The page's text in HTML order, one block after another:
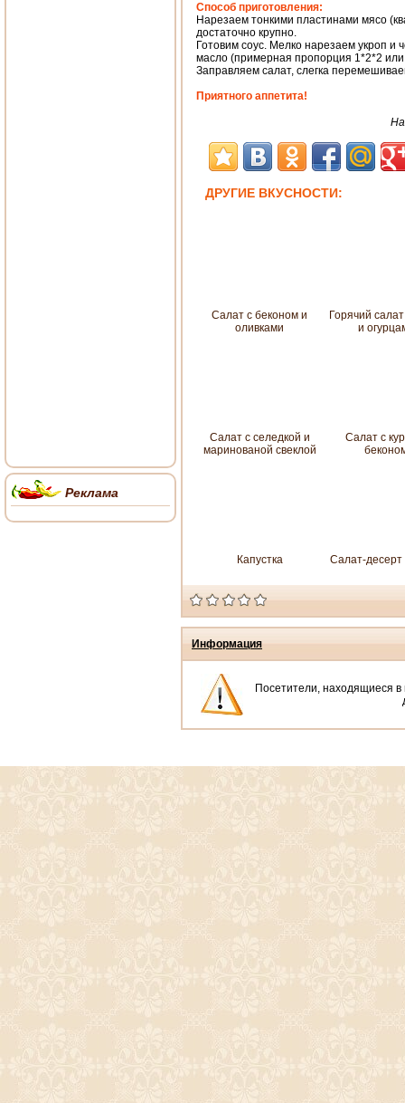
Способ приготовления:
Нарезаем тонкими пластинами мясо
достаточно крупно.
Готовим соус. Мелко нарезаем укроп и
масло (примерная пропорция 1*2*2 или
Заправляем салат, слегка
Приятного аппетита!
ДРУГИЕ ВКУСНОСТИ:
Салат с беконом и
оливками
Горячий
и
Салат с селедкой и
маринованой свеклой
Салат с
Капустка Салат-десерт
Информация
Посетители, находящиеся в
Реклама